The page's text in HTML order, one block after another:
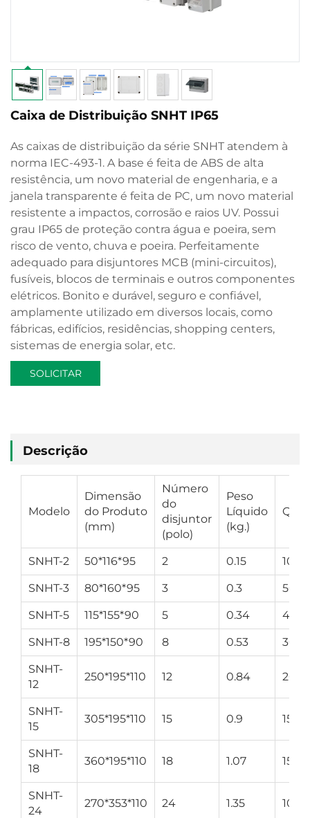
Caixa de Distribuição SNHT IP65
As caixas de distribuição da série SNHT atendem à
norma IEC-493-1. A base é feita de ABS de alta
resistência, um novo material de engenharia, e a
janela transparente é feita de PC, um novo material
resistente a impactos, corrosão e raios UV. Possui
grau IP65 de proteção contra água e poeira, sem
risco de vento, chuva e poeira. Perfeitamente
adequado para disjuntores MCB (mini-circuitos),
fusíveis, blocos de terminais e outros componentes
elétricos. Bonito e durável, seguro e confiável,
amplamente utilizado em diversos locais, como
fábricas, edifícios, residências, shopping centers,
sistemas de energia solar, etc.
SOLICITAR
Descrição
Modelo
Dimensão
do Produto
(mm)
Número
do
disjuntor
(polo)
Peso
Líquido
(kg.)
Qty/
SNHT-2 50*116*95 2 0.15 100
SNHT-3 80*160*95 3 0.3 50
SNHT-5 115*155*90 5 0.34 40
SNHT-8 195*150*90 8 0.53 30
SNHT-
12
250*195*110 12 0.84 20
SNHT-
15
305*195*110 15 0.9 15
SNHT-
18
360*195*110 18 1.07 15
SNHT-
24
270*353*110 24 1.35 10